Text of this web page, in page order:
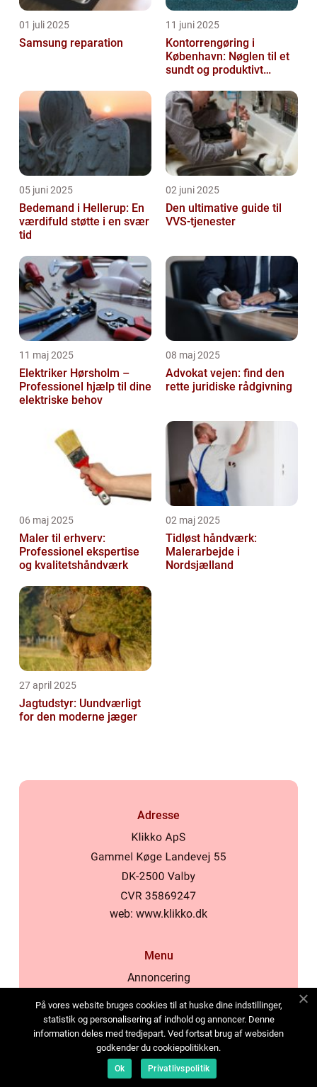
01 juli 2025
Samsung reparation
11 juni 2025
Kontorrengøring i
København: Nøglen til et
sundt og produktivt
05 juni 2025
Bedemand i Hellerup: En
værdifuld støtte i en svær
tid
02 juni 2025
Den ultimative guide til
VVS-tjenester
11 maj 2025
Elektriker Hørsholm –
Professionel hjælp til dine
elektriske behov
08 maj 2025
Advokat vejen: find den
rette juridiske rådgivning
06 maj 2025
Maler til erhverv:
Professionel ekspertise
og kvalitetshåndværk
02 maj 2025
Tidløst håndværk:
Malerarbejde i
Nordsjælland
27 april 2025
Jagtudstyr: Uundværligt
for den moderne jæger
Adresse
web: www.klikko.dk
Menu
Annoncering
Cookies
Kontakt os
Sitemap
På vores website bruges cookies til at huske dine indstillinger,
statistik og personalisering af indhold og annoncer. Denne
information deles med tredjepart. Ved fortsat brug af websiden
godkender du cookiepolitikken.
Ok Privatlivspolitik